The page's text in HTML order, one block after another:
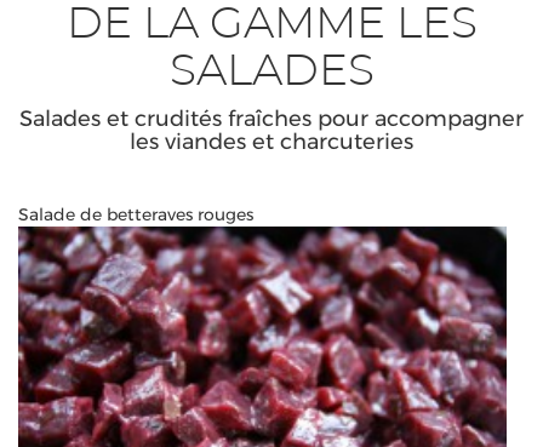
DE LA GAMME LES
SALADES
Salades et crudités fraîches pour accompagner
les viandes et charcuteries
Salade de betteraves rouges